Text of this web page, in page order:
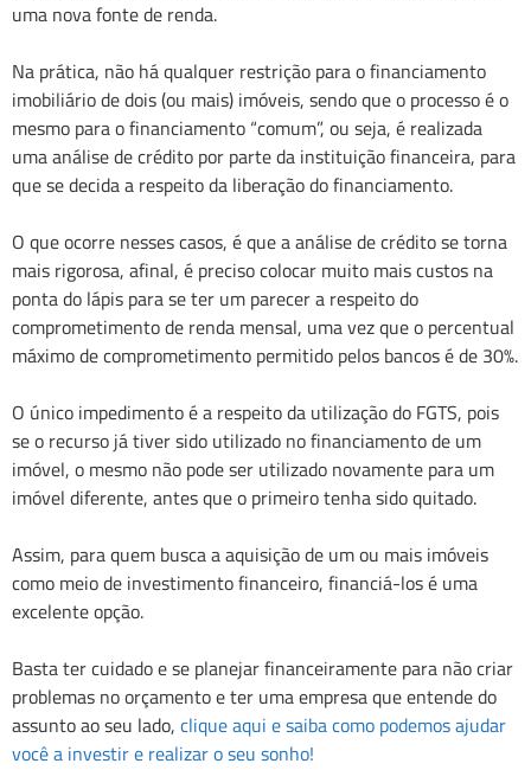
uma nova fonte de renda.
Na prática, não há qualquer restrição para o financiamento
imobiliário de dois (ou mais) imóveis, sendo que o processo é o
mesmo para o financiamento “comum”, ou seja, é realizada
uma análise de crédito por parte da instituição financeira, para
que se decida a respeito da liberação do financiamento.
O que ocorre nesses casos, é que a análise de crédito se torna
mais rigorosa, afinal, é preciso colocar muito mais custos na
ponta do lápis para se ter um parecer a respeito do
comprometimento de renda mensal, uma vez que o percentual
máximo de comprometimento permitido pelos bancos é de 30%.
O único impedimento é a respeito da utilização do FGTS, pois
se o recurso já tiver sido utilizado no financiamento de um
imóvel, o mesmo não pode ser utilizado novamente para um
imóvel diferente, antes que o primeiro tenha sido quitado.
Assim, para quem busca a aquisição de um ou mais imóveis
como meio de investimento financeiro, financiá-los é uma
excelente opção.
Basta ter cuidado e se planejar financeiramente para não criar
problemas no orçamento e ter uma empresa que entende do
assunto ao seu lado, clique aqui e saiba como podemos ajudar
você a investir e realizar o seu sonho!